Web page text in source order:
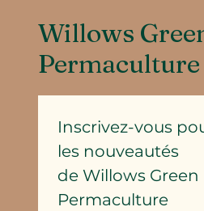
Willows
Permaculture
Inscrivez-vous
les nouveautés
de Willows Green
Permaculture